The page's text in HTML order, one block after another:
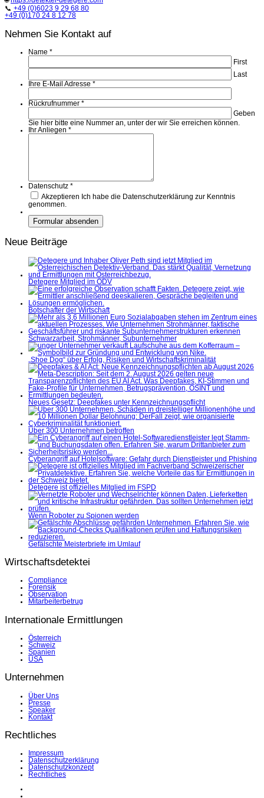
📞 +49 (0)6023 9 29 68 80
+49 (0)170 24 8 12 78
Nehmen Sie Kontakt auf
Name *
First
Last
Ihre E-Mail Adresse *
Rückrufnummer *
Geben
Sie hier bitte eine Nummer an, unter der wir Sie erreichen können.
Ihr Anliegen *
Datenschutz *
Akzeptieren Ich habe die Datenschutzerklärung zur Kenntnis
genommen.
Neue Beiträge
Detegere Mitglied im ÖDV
Botschafter der Wirtschaft
Schwarzarbeit, Strohmänner, Subunternehmer
„Shoe Dog“ über Erfolg, Risiken und Wirtschaftskriminalität
Neues Gesetz: Deepfakes unter Kennzeichnungspflicht
Über 300 Unternehmen betroffen
Cyberangriff auf Hotelsoftware: Gefahr durch Dienstleister und Phishing
Detegere ist offizielles Mitglied im FSPD
Wenn Roboter zu Spionen werden
Gefälschte Meisterbriefe im Umlauf
Wirtschaftsdetektei
Compliance
Forensik
Observation
Mitarbeiterbetrug
Internationale Ermittlungen
Österreich
Schweiz
Spanien
USA
Unternehmen
Über Uns
Presse
Speaker
Kontakt
Rechtliches
Impressum
Datenschutzerklärung
Datenschutzkonzept
Rechtliches